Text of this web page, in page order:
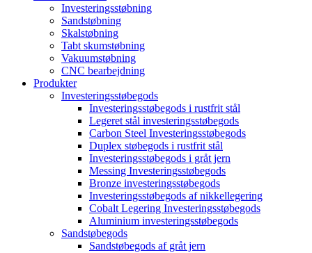
Investeringsstøbning
Sandstøbning
Skalstøbning
Tabt skumstøbning
Vakuumstøbning
CNC bearbejdning
Produkter
Investeringsstøbegods
Investeringsstøbegods i rustfrit stål
Legeret stål investeringsstøbegods
Carbon Steel Investeringsstøbegods
Duplex støbegods i rustfrit stål
Investeringsstøbegods i gråt jern
Messing Investeringsstøbegods
Bronze investeringsstøbegods
Investeringsstøbegods af nikkellegering
Cobalt Legering Investeringsstøbegods
Aluminium investeringsstøbegods
Sandstøbegods
Sandstøbegods af gråt jern